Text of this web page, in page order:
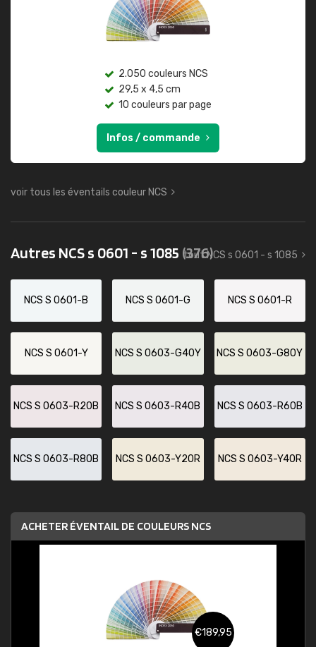
2.050 couleurs NCS
29,5 x 4,5 cm
10 couleurs par page
Infos / commande
voir tous les éventails couleur NCS
Autres NCS s 0601 - s 1085 (376)
tout NCS s 0601 - s 1085
NCS S 0601-B NCS S 0601-G NCS S 0601-R
NCS S 0601-Y NCS S 0603-G40Y NCS S 0603-G80Y
NCS S 0603-R20B NCS S 0603-R40B NCS S 0603-R60B
NCS S 0603-R80B NCS S 0603-Y20R NCS S 0603-Y40R
ACHETER ÉVENTAIL DE COULEURS NCS
€189,95